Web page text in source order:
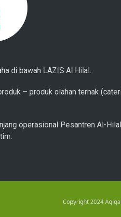
di bawah LAZIS Al Hilal.
– produk olahan ternak
operasional Pesantren Al-
Copyright 2024